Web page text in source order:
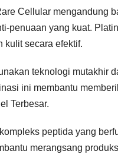
Cellular mengandung
penuaan yang kuat.
kulit secara efektif.
teknologi mutakhir
ini membantu
Terbesar.
peptida yang
merangsang